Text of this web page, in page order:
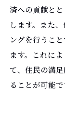
済への貢献と
します。また
ングを行うこ
ます。これに
て、住民の満
ることが可能で